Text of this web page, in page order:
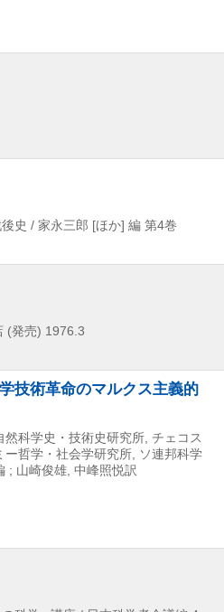
史 / 家永三郎 [ほか] 編 第4巻
(発売) 1976.3
技術革命のマルクス主義的
然科学史・技術史研究所, チェコス
ー哲学・社会学研究所, ソ連邦科学
; 山崎俊雄, 中峰照悦訳